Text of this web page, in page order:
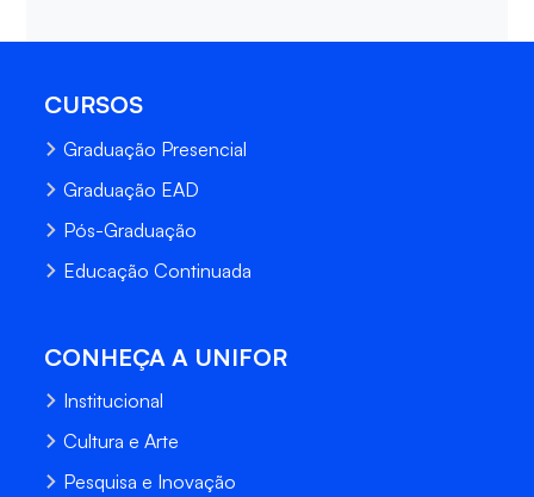
CURSOS
Graduação Presencial
Graduação EAD
Pós-Graduação
Educação Continuada
CONHEÇA A UNIFOR
Institucional
Cultura e Arte
Pesquisa e Inovação